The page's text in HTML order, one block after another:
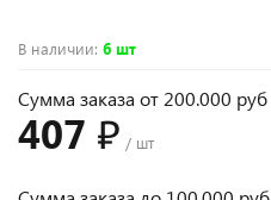
В наличии: 6 шт
Сумма заказа от 200.000 руб
407 ₽ / шт